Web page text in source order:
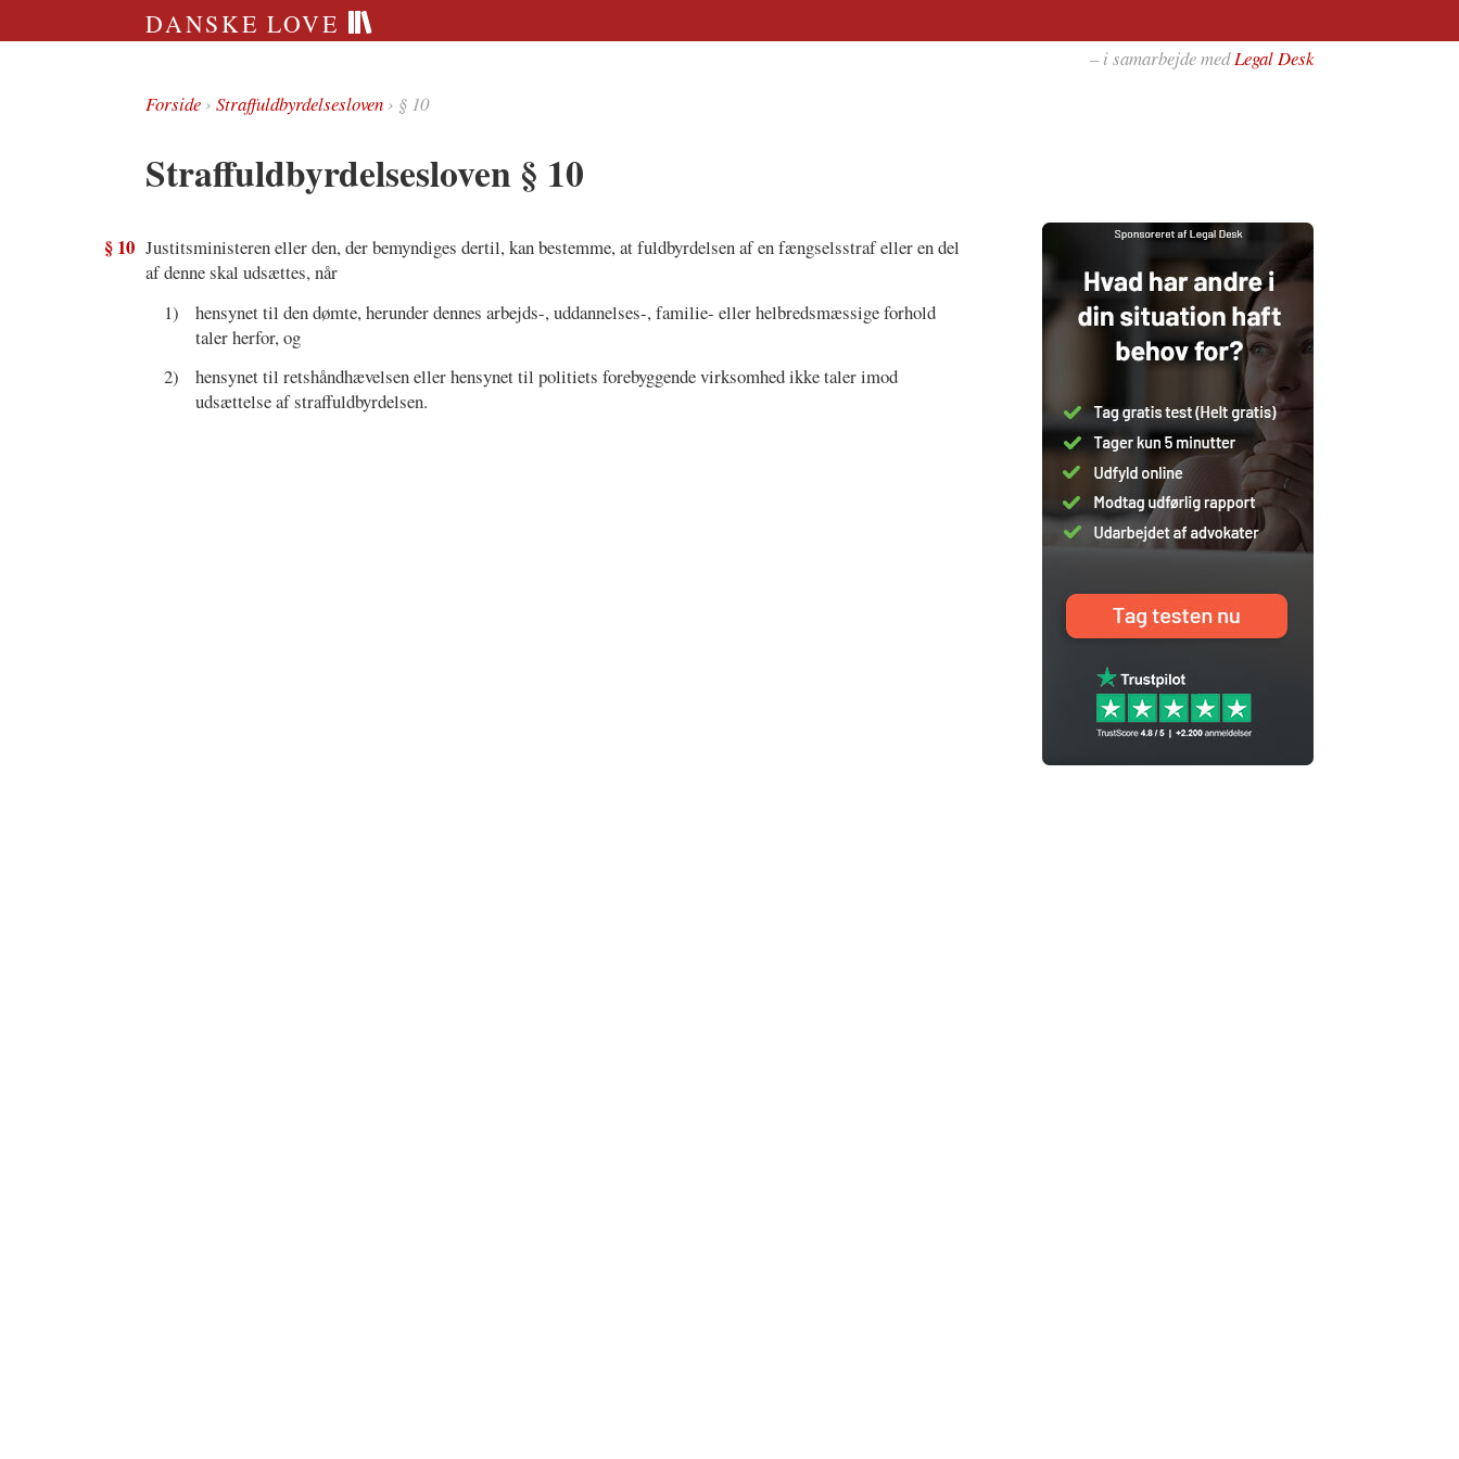
DANSKE LOVE
– i samarbejde medLegal Desk
Forside›Straffuldbyrdelsesloven› § 10
Straffuldbyrdelsesloven § 10
§ 10 Justitsministeren eller den, der bemyndiges dertil, kan bestemme, at fuldbyrdelsen af en fængselsstraf eller en del
af denne skal udsættes, når
1)
hensynet til den dømte, herunder dennes arbejds-, uddannelses-, familie- eller helbredsmæssige forhold
taler herfor, og
2)
hensynet til retshåndhævelsen eller hensynet til politiets forebyggende virksomhed ikke taler imod
udsættelse af straffuldbyrdelsen.